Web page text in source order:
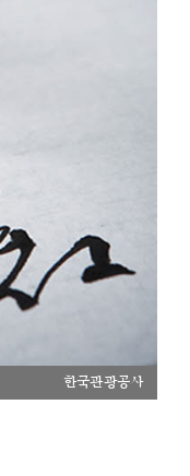
한국관광공사